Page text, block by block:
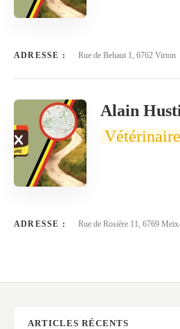
ADRESSE : Rue de Behaut 1, 6762 Virton
Alain
Vétérinaire
ADRESSE : Rue de Rosière 11, 6769
ARTICLES RÉCENTS